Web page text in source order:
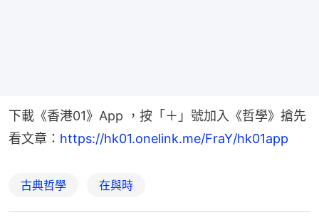
下載《香港01》App ，按「＋」號加入《哲學》搶先
看文章： https://hk01.onelink.me/FraY/hk01app
古典哲學 在與時